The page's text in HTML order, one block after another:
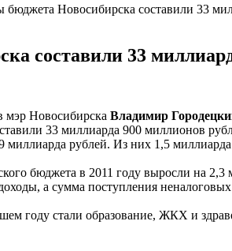
бюджета Новосибирска составили 33
составили 33
мэр Новосибирска Владимир
33 миллиарда 900 миллионов
миллиарда рублей. Из них 1,5
бюджета в 2011 году выросли на
а сумма поступления
году стали образование, ЖКХ и